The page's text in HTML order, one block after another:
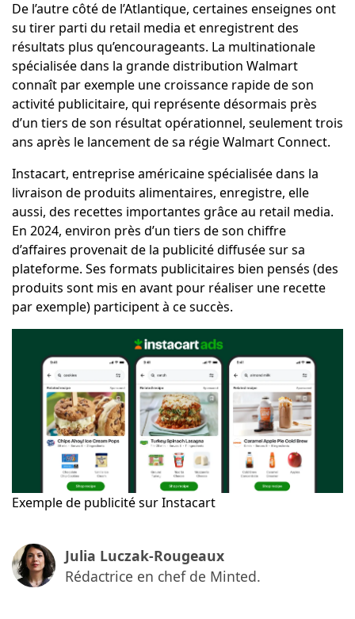
De l’autre côté de l’Atlantique, certaines enseignes ont
su tirer parti du retail media et enregistrent des
résultats plus qu’encourageants. La multinationale
spécialisée dans la grande distribution Walmart
connaît par exemple une croissance rapide de son
activité publicitaire, qui représente désormais près
d’un tiers de son résultat opérationnel, seulement trois
ans après le lancement de sa régie Walmart Connect.
Instacart, entreprise américaine spécialisée dans la
livraison de produits alimentaires, enregistre, elle
aussi, des recettes importantes grâce au retail media.
En 2024, environ près d’un tiers de son chiffre
d’affaires provenait de la publicité diffusée sur sa
plateforme. Ses formats publicitaires bien pensés (des
produits sont mis en avant pour réaliser une recette
par exemple) participent à ce succès.
Exemple de publicité sur Instacart
Julia Luczak-Rougeaux
Rédactrice en chef de Minted.